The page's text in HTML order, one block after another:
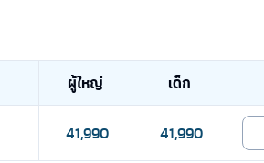
ผู้ใหญ่ เด็ก
41,990 41,990